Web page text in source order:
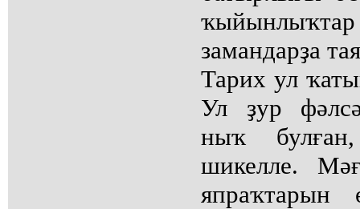
замандарҙа
Тарих ул
Ул ҙур
ныҡ
шикелле.
япраҡтарын